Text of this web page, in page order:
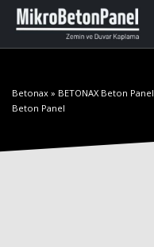
Betonax » BETONAX Beton Panel
Beton Panel